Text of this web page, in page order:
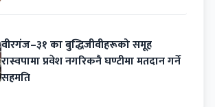
वीरगंज–३१ का बुद्धिजीवीहरूको समूह
रास्वपामा प्रवेश नगरिकनै घण्टीमा मतदान गर्ने
सहमति